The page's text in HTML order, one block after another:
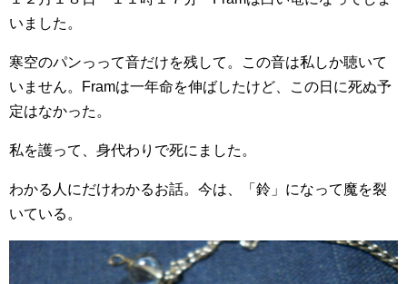
いました。
寒空のパンっって音だけを残して。この音は私しか聴いて
いません。Framは一年命を伸ばしたけど、この日に死ぬ予
定はなかった。
私を護って、身代わりで死にました。
わかる人にだけわかるお話。今は、「鈴」になって魔を裂
いている。